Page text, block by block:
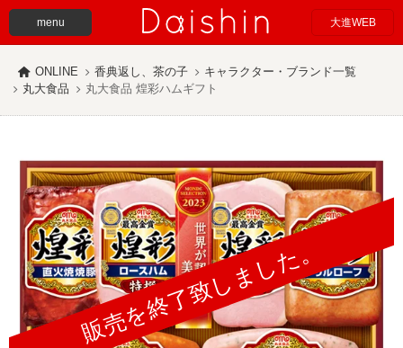
menu 大進WEB
ONLINE 香典返し、茶の子
キャラクター・ブランド一覧
丸大食品
丸大食品 煌彩ハムギフト
販売を終了致しました。